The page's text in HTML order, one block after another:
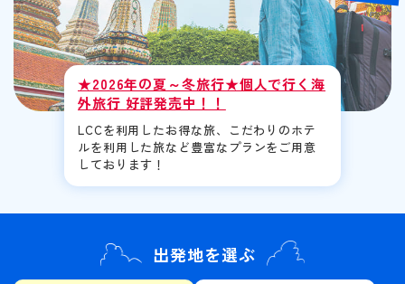
★2026年の夏～冬旅行★個人で行く海
外旅行 好評発売中！！
LCCを利用したお得な旅、こだわりのホテ
ルを利用した旅など豊富なプランをご用意
しております！
出発地を選ぶ
四国
九州・沖縄
ハワイ
ミクロネシア
23 24 25 26 27 28 29
30
2026年9月 この月をすべて選択
日 月 火 水 木 金 土
2 3 4
1名参加可能
おひとり様参加限定
乗り物
列車の旅
クルーズ旅行